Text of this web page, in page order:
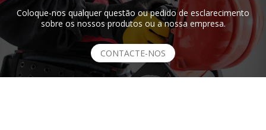
Coloque-nos qualquer questão ou pedido de esclarecimento
sobre os nossos produtos ou a nossa empresa.
CONTACTE-NOS